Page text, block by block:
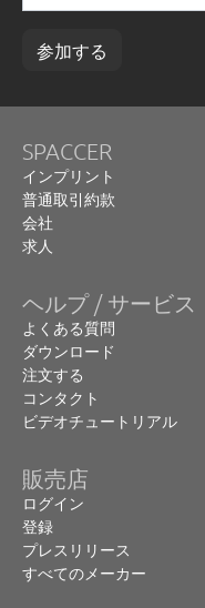
参加する
SPACCER
インプリント
普通取引約款
会社
求人
ヘルプ / サービス
よくある質問
ダウンロード
注文する
コンタクト
ビデオチュートリアル
販売店
ログイン
登録
プレスリリース
すべてのメーカー